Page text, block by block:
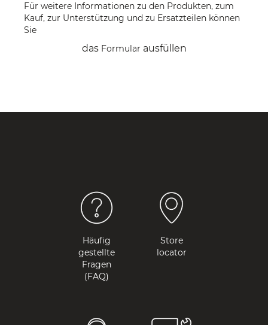
Für weitere Informationen zu den Produkten, zum
Kauf, zur Unterstützung und zu Ersatzteilen können
Sie
das Formular ausfüllen
Häufig
gestellte
Fragen
(FAQ)
Store
locator